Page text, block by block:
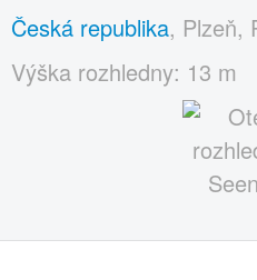
Česká republika, Plzeň,
Výška rozhledny: 13 m